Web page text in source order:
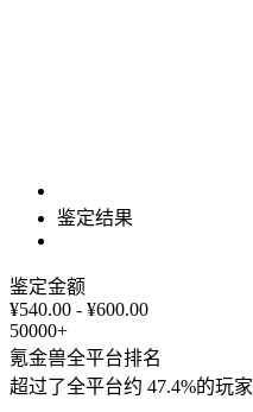
鉴定结果
鉴定金额
¥540.00 - ¥600.00
50000+
氪金兽全平台排名
超过了全平台约 47.4%的玩家